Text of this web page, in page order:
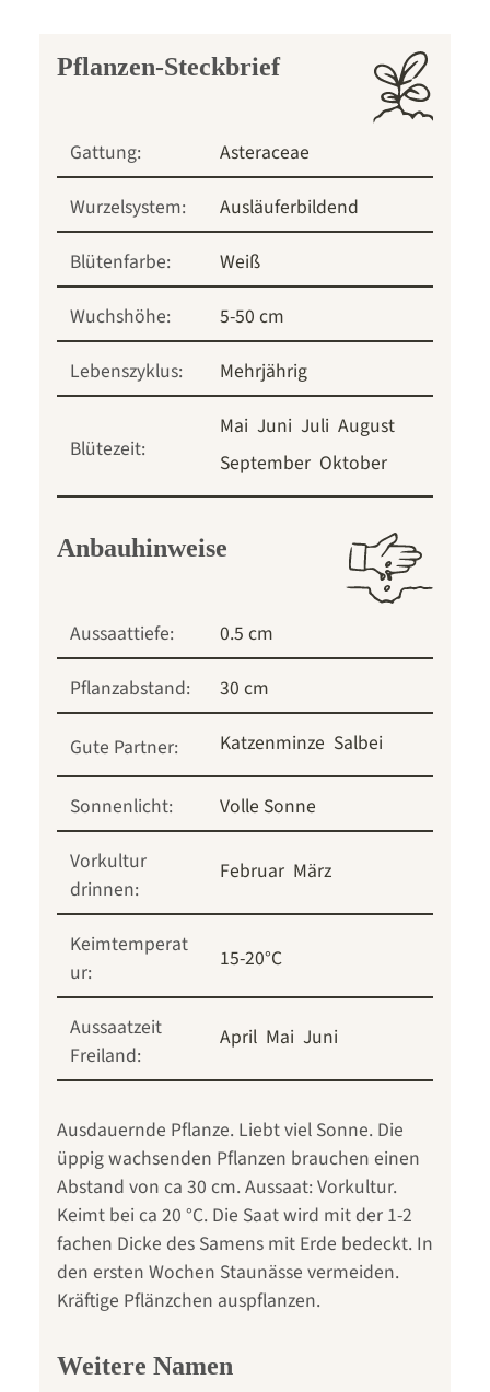
Pflanzen-Steckbrief
Gattung:
Asteraceae
Wurzelsystem:
Ausläuferbildend
Blütenfarbe:
Weiß
Wuchshöhe:
5-50 cm
Lebenszyklus:
Mehrjährig
Blütezeit:
Mai Juni Juli August
September Oktober
Anbauhinweise
Aussaattiefe:
0.5 cm
Pflanzabstand:
30 cm
Gute Partner: Katzenminze Salbei
Sonnenlicht:
Volle Sonne
Vorkultur
drinnen:
Februar März
Keimtemperat
ur:
15-20°C
Aussaatzeit
Freiland:
April Mai Juni
Ausdauernde Pflanze. Liebt viel Sonne. Die
üppig wachsenden Pflanzen brauchen einen
Abstand von ca 30 cm. Aussaat: Vorkultur.
Keimt bei ca 20 °C. Die Saat wird mit der 1-2
fachen Dicke des Samens mit Erde bedeckt. In
den ersten Wochen Staunässe vermeiden.
Kräftige Pflänzchen auspflanzen.
Weitere Namen